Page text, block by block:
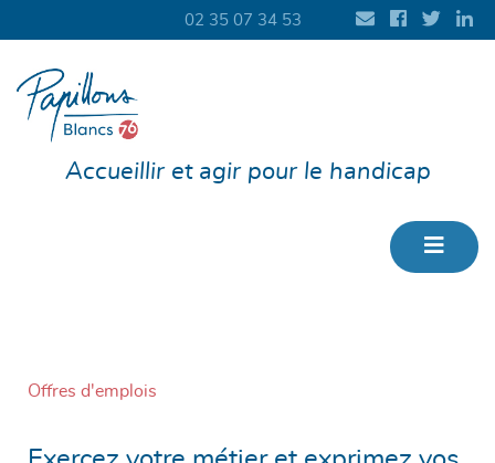
02 35 07 34 53
Accueillir et agir pour le handicap
Offres d'emplois